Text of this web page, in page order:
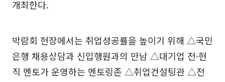
개최한다.
박람회 현장에서는 취업성공률을 높이기 위해 △국민
은행 채용상담과 신입행원과의 만남 △대기업 전·현
직 멘토가 운영하는 멘토링존 △취업컨설팅관 △전